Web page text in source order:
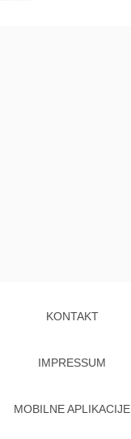
KONTAKT
IMPRESSUM
MOBILNE APLIKACIJE